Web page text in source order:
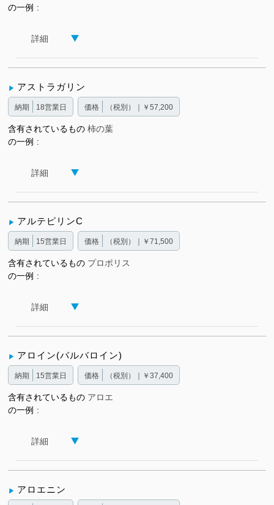
の一例
詳細
アストラガリン
納期 18営業日 価格 （税別）｜￥57,200
含有されているもの
の一例
柿の葉
詳細
アルテピリンC
納期 15営業日 価格 （税別）｜￥71,500
含有されているもの
の一例
プロポリス
詳細
アロイン(バルバロイン)
納期 15営業日 価格 （税別）｜￥37,400
含有されているもの
の一例
アロエ
詳細
アロエニン